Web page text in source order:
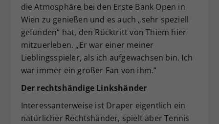
die Atmosphäre bei den Erste Bank Open in
Wien zu genießen und es auch „sehr speziell
gefunden“ hat, den Rücktritt von Thiem hier
mitzuerleben. „Er war einer meiner
Lieblingsspieler, als ich aufgewachsen bin. Ich
war immer ein großer Fan von ihm.“
Der rechtshändige Linkshänder
Interessanterweise ist Draper eigentlich ein
natürlicher Rechtshänder, spielt aber Tennis